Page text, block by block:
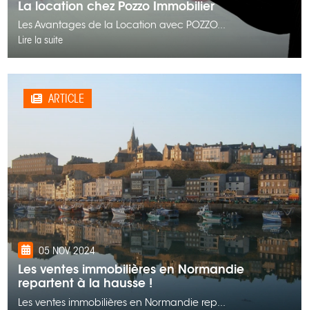
La location chez Pozzo Immobilier
Les Avantages de la Location avec POZZO...
Lire la suite
ARTICLE
05 NOV 2024
Les ventes immobilières en Normandie
repartent à la hausse !
Les ventes immobilières en Normandie rep...